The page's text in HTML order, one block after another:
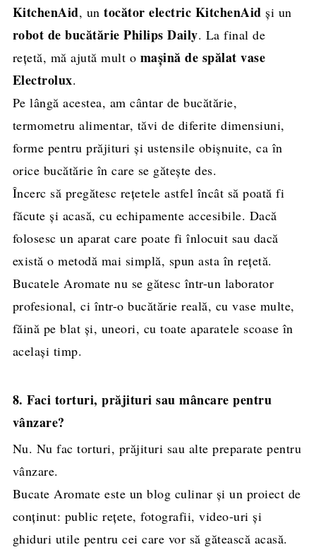
KitchenAid, untocător electric KitchenAid și un
robot de bucătărie Philips Daily. La final de
rețetă, mă ajută mult o mașină de spălat vase
Electrolux.
Pe lângă acestea, am cântar de bucătărie,
termometru alimentar, tăvi de diferite dimensiuni,
forme pentru prăjituri și ustensile obișnuite, ca în
orice bucătărie în care se gătește des.
Încerc să pregătesc rețetele astfel încât să poată fi
făcute și acasă, cu echipamente accesibile. Dacă
folosesc un aparat care poate fi înlocuit sau dacă
există o metodă mai simplă, spun asta în rețetă.
Bucatele Aromate nu se gătesc într-un laborator
profesional, ci într-o bucătărie reală, cu vase multe,
făină pe blat și, uneori, cu toate aparatele scoase în
același timp.
8. Faci torturi, prăjituri sau mâncare pentru
vânzare?
Nu. Nu fac torturi, prăjituri sau alte preparate pentru
vânzare.
Bucate Aromate este un blog culinar și un proiect de
conținut: public rețete, fotografii, video-uri și
ghiduri utile pentru cei care vor să gătească acasă.